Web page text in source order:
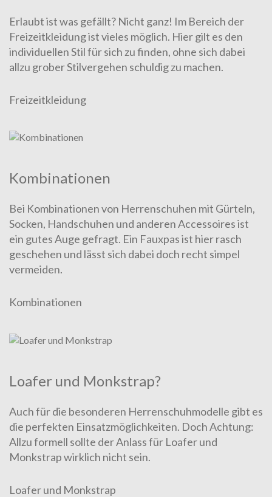
Erlaubt ist was gefällt? Nicht ganz! Im Bereich der
Frei­zeit­klei­dung ist vieles möglich. Hier gilt es den
individuellen Stil für sich zu fin­den, ohne sich dabei
allzu grober Stil­ver­gehen schuldig zu machen.
Freizeitkleidung
Kombi­nationen
Bei Kombinationen von Herren­schuhen mit Gürteln,
Socken, Hand­schuhen und anderen Ac­ces­soires ist
ein gutes Auge ge­fragt. Ein Fauxpas ist hier rasch
gesche­hen und lässt sich dabei doch recht simpel
vermeiden.
Kombinationen
Loafer und Monk­strap?
Auch für die besonderen Her­ren­schuh­modelle gibt es
die per­fek­ten Einsatzmöglich­keiten. Doch Achtung:
Allzu formell sol­lte der Anlass für Loafer und
Monkstrap wirklich nicht sein.
Loafer und Monkstrap